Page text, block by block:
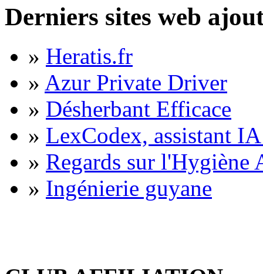
Derniers sites web
» Heratis.fr
» Azur Private Driver
» Désherbant Efficace
» LexCodex, assistant
» Regards sur l'Hygiène
» Ingénierie guyane